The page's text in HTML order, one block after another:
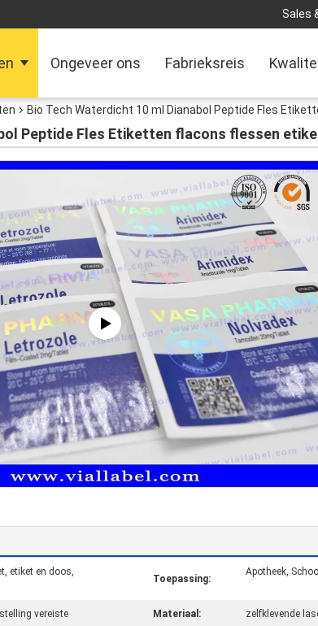
Sales
Ongeveer ons Fabrieksreis
Bio Tech Waterdicht 10 ml Dianabol Peptide Fles
Peptide Fles Etiketten flacons flessen
etiket en doos,
Toepassing:
Apotheek,
vereiste Materiaal: zelfklevende